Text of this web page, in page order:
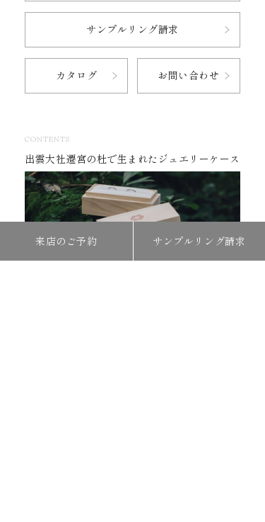
来店のご予約 サンプルリング請求
サンプルリング請求
カタログ お問い合わせ
CONTENTS
出雲大社遷宮の杜で生まれたジュエリーケース